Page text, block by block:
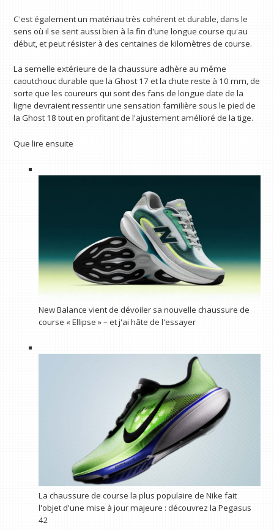
C'est également un matériau très cohérent et durable, dans le
sens où il se sent aussi bien à la fin d'une longue course qu'au
début, et peut résister à des centaines de kilomètres de course.
La semelle extérieure de la chaussure adhère au même
caoutchouc durable que la Ghost 17 et la chute reste à 10 mm, de
sorte que les coureurs qui sont des fans de longue date de la
ligne devraient ressentir une sensation familière sous le pied de
la Ghost 18 tout en profitant de l'ajustement amélioré de la tige.
Que lire ensuite
New Balance vient de dévoiler sa nouvelle chaussure de
course « Ellipse » – et j'ai hâte de l'essayer
La chaussure de course la plus populaire de Nike fait
l'objet d'une mise à jour majeure : découvrez la Pegasus
42